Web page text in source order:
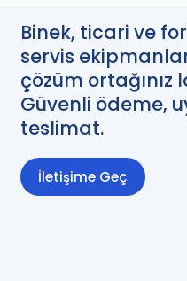
Binek, ticari ve
servis
çözüm
Güvenli ödeme,
teslimat.
İletişime Geç